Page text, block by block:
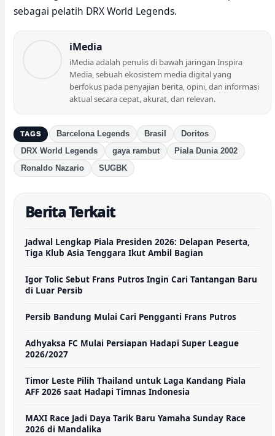
sebagai pelatih DRX World Legends.
iMedia
iMedia adalah penulis di bawah jaringan Inspira
Media, sebuah ekosistem media digital yang
berfokus pada penyajian berita, opini, dan informasi
aktual secara cepat, akurat, dan relevan.
TAGS Barcelona Legends Brasil
Doritos
DRX World Legends
gaya rambut
Piala Dunia 2002
Ronaldo Nazario
SUGBK
Berita Terkait
Jadwal Lengkap Piala Presiden 2026: Delapan Peserta,
Tiga Klub Asia Tenggara Ikut Ambil Bagian
Igor Tolic Sebut Frans Putros Ingin Cari Tantangan Baru
di Luar Persib
Persib Bandung Mulai Cari Pengganti Frans Putros
Adhyaksa FC Mulai Persiapan Hadapi Super League
2026/2027
Timor Leste Pilih Thailand untuk Laga Kandang Piala
AFF 2026 saat Hadapi Timnas Indonesia
MAXI Race Jadi Daya Tarik Baru Yamaha Sunday Race
2026 di Mandalika